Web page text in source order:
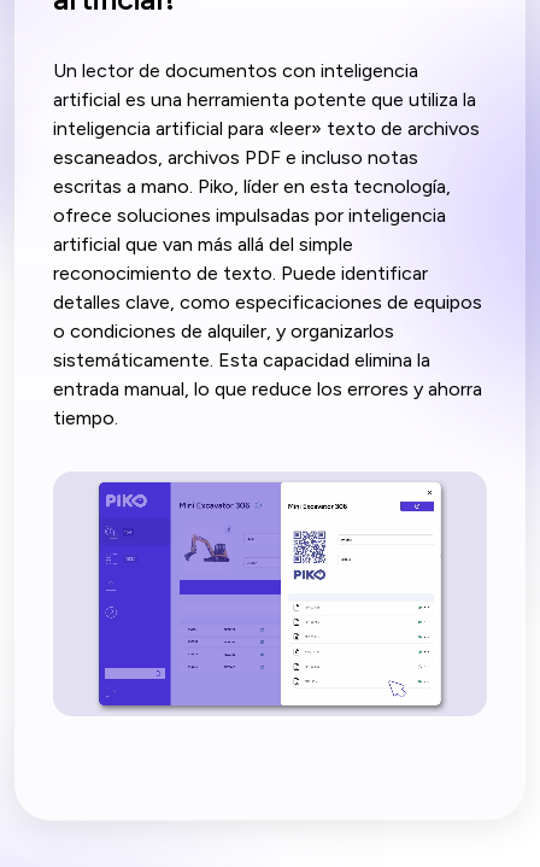
Un lector de documentos con inteligencia
artificial es una herramienta potente que utiliza la
inteligencia artificial para «leer» texto de archivos
escaneados, archivos PDF e incluso notas
escritas a mano. Piko, líder en esta tecnología,
ofrece soluciones impulsadas por inteligencia
artificial que van más allá del simple
reconocimiento de texto. Puede identificar
detalles clave, como especificaciones de equipos
o condiciones de alquiler, y organizarlos
sistemáticamente. Esta capacidad elimina la
entrada manual, lo que reduce los errores y ahorra
tiempo.